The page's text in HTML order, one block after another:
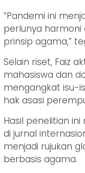
“Pandemi ini
perlunya
prinsip agama,”
Selain riset, Faiz
mahasiswa dan
mengangkat isu-
hak asasi
Hasil penelitian
di jurnal
menjadi rujukan
berbasis agama.